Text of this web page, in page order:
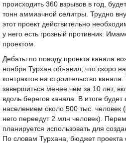
происходить 360 взрывов в год,
тонн аммиачной селитры. Трудно
этот проект действительно
у него есть грозный противник:
проектом.
Дебаты по поводу проекта канала
ноября Турхан объявил, что скоро
контрактов на строительство
завершиться менее чем за 10 лет,
вдоль берегов канала. В итоге
населением около 500 тыс. человек
него переедут 2 млн человек).
планируется использовать для
По словам Турхана, бюджет проекта